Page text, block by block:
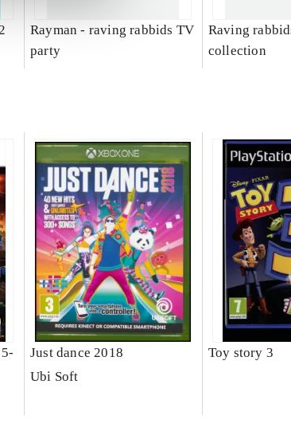
Rayman - raving rabbids TV
party
Raving
collection
Just dance 2018
Ubi Soft
Toy story 3